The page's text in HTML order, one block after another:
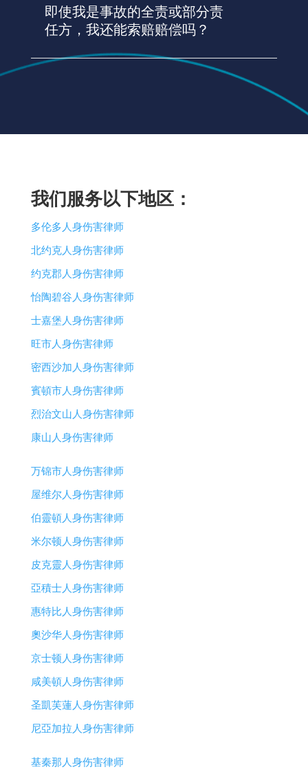
即使我是事故的全责或部分责
任方，我还能索赔赔偿吗？
我们服务以下地区：
多伦多人身伤害律师
北约克人身伤害律师
约克郡人身伤害律师
怡陶碧谷人身伤害律师
士嘉堡人身伤害律师
旺市人身伤害律师
密西沙加人身伤害律师
賓頓市人身伤害律师
烈治文山人身伤害律师
康山人身伤害律师
万锦市人身伤害律师
屋维尔人身伤害律师
伯靈頓人身伤害律师
米尔顿人身伤害律师
皮克靈人身伤害律师
亞積士人身伤害律师
惠特比人身伤害律师
奧沙华人身伤害律师
京士顿人身伤害律师
咸美頓人身伤害律师
圣凱芙蓮人身伤害律师
尼亞加拉人身伤害律师
基秦那人身伤害律师